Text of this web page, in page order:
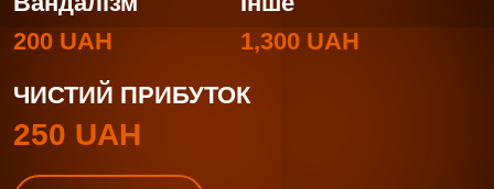
200 UAH
1,300 UAH
ЧИСТИЙ ПРИБУТОК
250 UAH